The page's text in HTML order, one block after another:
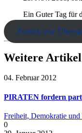
Ein Guter Tag für
Zurück zur
Weitere
04. Februar 2012
PIRATEN fordern
Freiheit, Demokratie und
0